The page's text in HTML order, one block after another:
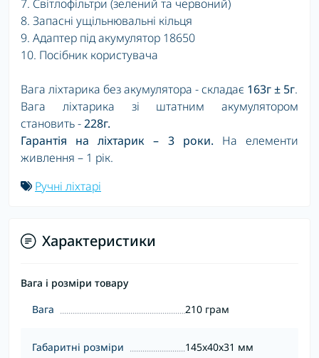
7. Світлофільтри (зелений та червоний)
8. Запасні ущільнювальні кільця
9. Адаптер під акумулятор 18650
10. Посібник користувача
Вага ліхтарика без акумулятора - складає 163г ± 5г.
Вага ліхтарика зі штатним акумулятором
становить -228г.
Гарантія на ліхтарик – 3 роки. На елементи
живлення – 1 рік.
Ручні ліхтарі
Характеристики
Вага і розміри товару
Вага
210 грам
Габаритні розміри
145x40x31 мм